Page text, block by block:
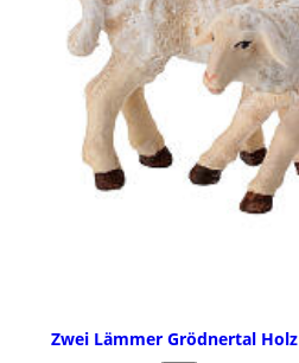
Zwei Lämmer Grödnertal